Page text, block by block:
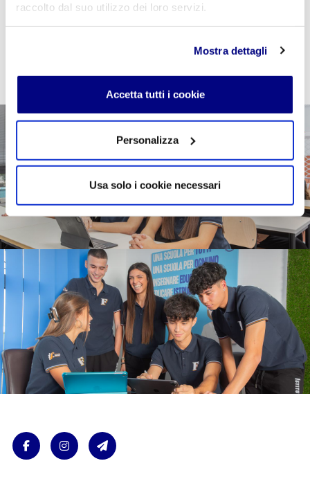
raccolto dal suo utilizzo dei loro servizi.
Mostra dettagli
Accetta tutti i cookie
Personalizza
Usa solo i cookie necessari
AGGIUNGI AL CARRELLO